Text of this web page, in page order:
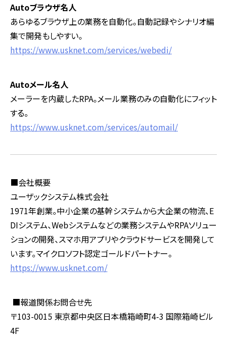
Autoブラウザ名人
あらゆるブラウザ上の業務を自動化。自動記録やシナリオ編
集で開発もしやすい。
https://www.usknet.com/services/webedi/
Autoメール名人
メーラーを内蔵したRPA。メール業務のみの自動化にフィット
する。
https://www.usknet.com/services/automail/
■会社概要
ユーザックシステム株式会社
1971年創業。中小企業の基幹システムから大企業の物流、E
DIシステム、Webシステムなどの業務システムやRPAソリュー
ションの開発、スマホ用アプリやクラウドサービスを開発して
います。マイクロソフト認定ゴールドパートナー。
https://www.usknet.com/
■報道関係お問合せ先
〒103-0015 東京都中央区日本橋箱崎町4-3 国際箱崎ビル
4F